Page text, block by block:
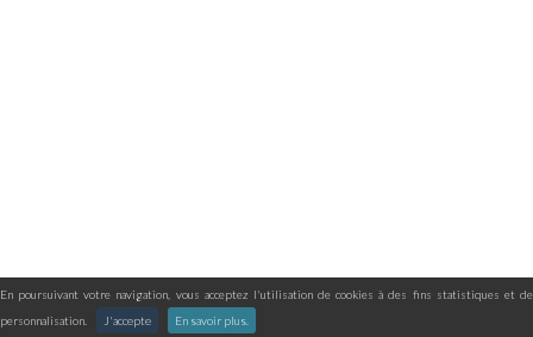
En poursuivant votre navigation, vous acceptez l'utilisation de cookies à des fins statistiques et de
personnalisation.
J'accepte En savoir plus.